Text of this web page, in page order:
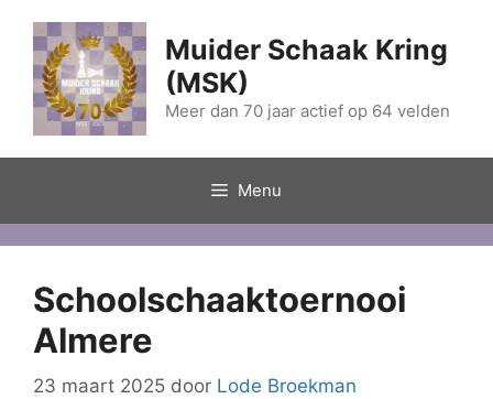
naar
inhoud
Muider Schaak Kring
(MSK)
Meer dan 70 jaar actief op 64 velden
Menu
Schoolschaaktoernooi
Almere
23 maart 2025 door Lode Broekman